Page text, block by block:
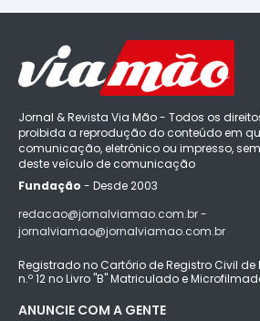
Jornal & Revista Via Mão - Todos os
proibida a reprodução do conteúdo em
comunicação, eletrônico ou impresso,
deste veículo de comunicação
Fundação - Desde 2003
redacao@jornalviamao.com.br -
jornalviamao@jornalviamao.com.br
Registrado no Cartório de Registro Civil
n.º 12 no Livro "B" Matriculado e
ANUNCIE COM A GENTE